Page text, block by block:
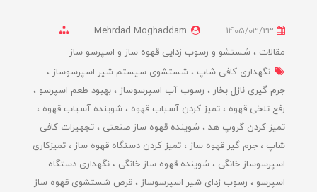
Mehrdad Moghaddam
مقالات
شستشو و رسوب زدایی قهوه ساز و اسپرسو ساز
نگهداری کافی شاپ
شستشوی سیستم شیر اسپرسوساز
جرم گیری نازل بخار
رسوب آب اسپرسوساز
بهبود طعم اسپرسو
رفع تلخی قهوه
تمیز کردن آسیاب قهوه
شوینده آسیاب قهوه
تمیز کردن گروپ هد
شوینده قهوه ساز صنعتی
تجهیزات کافی
شاپ
جرم گیر قهوه ساز تمیز کردن دستگاه قهوه ساز
تمیزکاری
اسپرسوساز خانگی
شوینده قهوه ساز خانگی
نگهداری دستگاه
اسپرسو
رسوب زدای شیر اسپرسوساز
قرص شستشوی قهوه ساز